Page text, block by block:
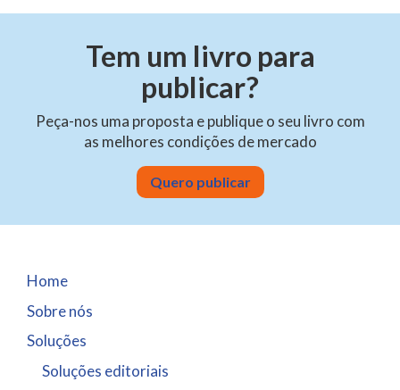
Tem um livro para
publicar?
Peça-nos uma proposta e publique o seu livro com
as melhores condições de mercado
Quero publicar
Home
Sobre nós
Soluções
Soluções editoriais